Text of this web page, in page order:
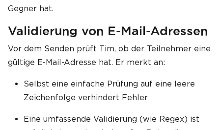
Gegner hat.
Validierung von E-Mail-Adressen
Vor dem Senden prüft Tim, ob der Teilnehmer eine
gültige E-Mail-Adresse hat. Er merkt an:
Selbst eine einfache Prüfung auf eine leere
Zeichenfolge verhindert Fehler
Eine umfassende Validierung (wie Regex) ist